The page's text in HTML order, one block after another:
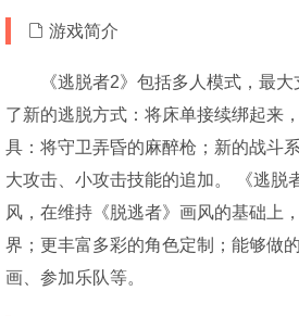
游戏简介
《逃脱者2》包括多人模式，最
了新的逃脱方式：将床单接续绑起来
具：将守卫弄昏的麻醉枪；新的战斗
大攻击、小攻击技能的追加。 《逃脱
风，在维持《脱逃者》画风的基础上
界；更丰富多彩的角色定制；能够做
画、参加乐队等。